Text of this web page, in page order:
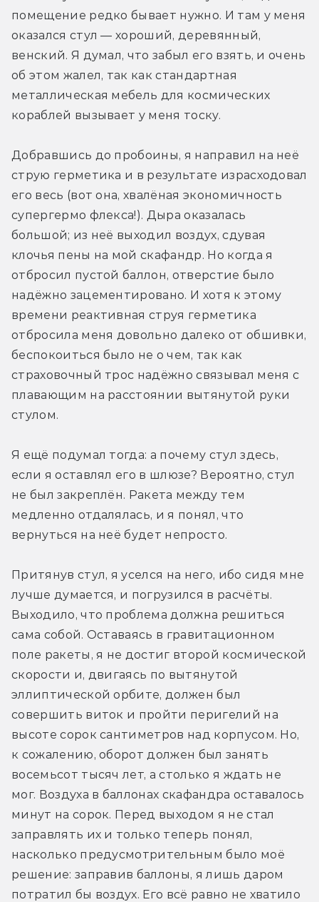
помещение редко бывает нужно. И там у меня
оказался стул — хороший, деревянный,
венский. Я думал, что забыл его взять, и очень
об этом жалел, так как стандартная
металлическая мебель для космических
кораблей вызывает у меня тоску.
Добравшись до пробоины, я направил на неё
струю герметика и в результате израсходовал
его весь (вот она, хвалёная экономичность
супергермо флекса!). Дыра оказалась
большой; из неё выходил воздух, сдувая
клочья пены на мой скафандр. Но когда я
отбросил пустой баллон, отверстие было
надёжно зацементировано. И хотя к этому
времени реактивная струя герметика
отбросила меня довольно далеко от обшивки,
беспокоиться было не о чем, так как
страховочный трос надёжно связывал меня с
плавающим на расстоянии вытянутой руки
стулом.
Я ещё подумал тогда: а почему стул здесь,
если я оставлял его в шлюзе? Вероятно, стул
не был закреплён. Ракета между тем
медленно отдалялась, и я понял, что
вернуться на неё будет непросто.
Притянув стул, я уселся на него, ибо сидя мне
лучше думается, и погрузился в расчёты.
Выходило, что проблема должна решиться
сама собой. Оставаясь в гравитационном
поле ракеты, я не достиг второй космической
скорости и, двигаясь по вытянутой
эллиптической орбите, должен был
совершить виток и пройти перигелий на
высоте сорок сантиметров над корпусом. Но,
к сожалению, оборот должен был занять
восемьсот тысяч лет, а столько я ждать не
мог. Воздуха в баллонах скафандра оставалось
минут на сорок. Перед выходом я не стал
заправлять их и только теперь понял,
насколько предусмотрительным было моё
решение: заправив баллоны, я лишь даром
потратил бы воздух. Его всё равно не хватило